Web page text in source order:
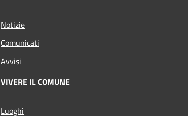
Notizie
Comunicati
Avvisi
VIVERE IL COMUNE
Luoghi